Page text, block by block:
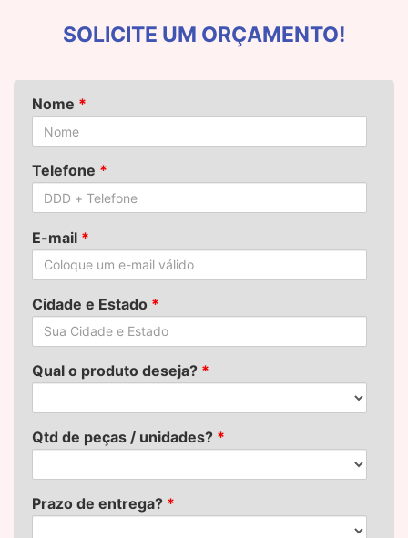
SOLICITE UM ORÇAMENTO!
Nome *
Telefone *
E-mail *
Cidade e Estado *
Qual o produto deseja? *
Qtd de peças / unidades? *
Prazo de entrega? *